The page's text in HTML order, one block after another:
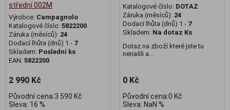
střední 002M
Výrobce: Campagnolo
Katalogové číslo: 5822200
Záruka (měsíců): 24
Dodací lhůta (dnů) 1 - 7
Skladem: Poslední ks
EAN: 5822200
2 990 Kč
Původní cena:3 590 Kč
Sleva: 16 %
Katalogové číslo: DOTAZ
Záruka (měsíců): 24
Dodací lhůta (dnů) 1 - 7
Skladem: Na dotaz Ks
Dotaz na zboží které jste tu
nenašli a...
0 Kč
Původní cena:0 Kč
Sleva: NaN %